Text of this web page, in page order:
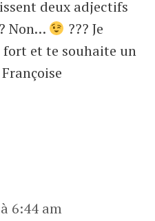
deux adjectifs
Non…
??? Je
fort et te souhaite un
6:44 am